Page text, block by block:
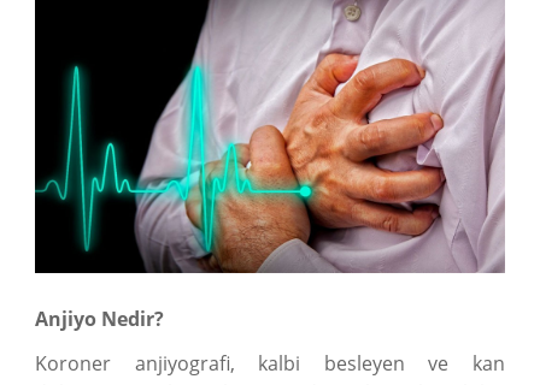
Anjiyo Nedir?
Koroner anjiyografi, kalbi besleyen ve kan